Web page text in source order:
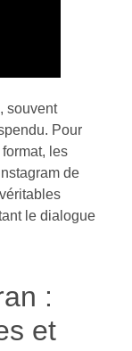
souvent
Pour
les
de
le dialogue
:
et